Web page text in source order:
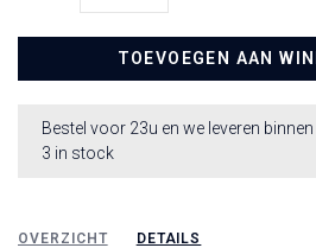
TOEVOEGEN AAN
Bestel voor 23u en we leveren binnen
3 in stock
OVERZICHT DETAILS